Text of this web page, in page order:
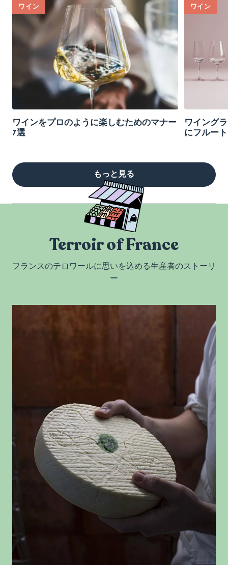
ワイン
ワインをプロのように楽しむためのマナー
7選
ワイン
ワイング
にフルー
もっと見る
Terroir of France
フランスのテロワールに思いを込める生産者のストーリ
ー